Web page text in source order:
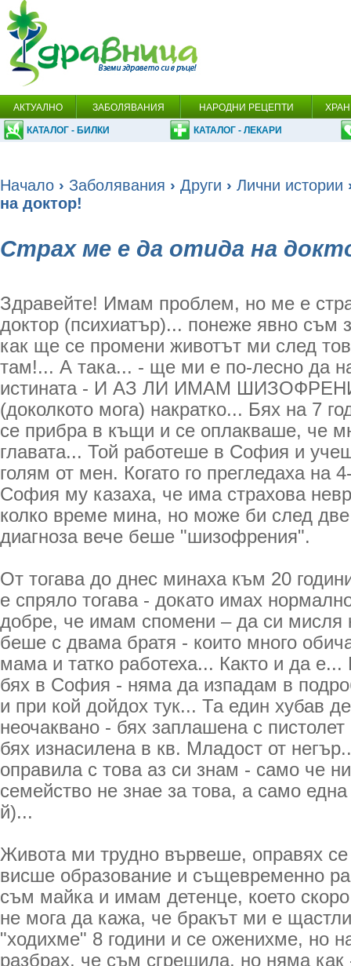
АКТУАЛНО ЗАБОЛЯВАНИЯ НАРОДНИ РЕЦЕПТИ
КАТАЛОГ - БИЛКИ КАТАЛОГ - ЛЕКАРИ
Начало › Заболявания › Други › Лични истории
на доктор!
Страх ме е да отида на
Здравейте! Имам проблем, но ме е
доктор (психиатър)... понеже явно съм
как ще се промени животът ми след
там!... А така... - ще ми е по-лесно да
истината - И АЗ ЛИ ИМАМ
(доколкото мога) накратко... Бях на 7
се прибра в къщи и се оплакваше, че
главата... Той работеше в София и
голям от мен. Когато го прегледаха на
София му казаха, че има страхова
колко време мина, но може би след две
диагноза вече беше "шизофрения".
От тогава до днес минаха към 20
е спряло тогава - докато имах
добре, че имам спомени – да си мисля
беше с двама братя - които много
мама и татко работеха... Както и да е...
бях в София - няма да изпадам в
и при кой дойдох тук... Та един хубав
неочаквано - бях заплашена с
бях изнасилена в кв. Младост от
оправила с това аз си знам - само че
семейство не знае за това, а само
й)...
Живота ми трудно вървеше, оправях
висше образование и същевременно
съм майка и имам детенце, което
не мога да кажа, че бракът ми е
"ходихме" 8 години и се оженихме, но
разбрах, че съм сгрешила, но няма